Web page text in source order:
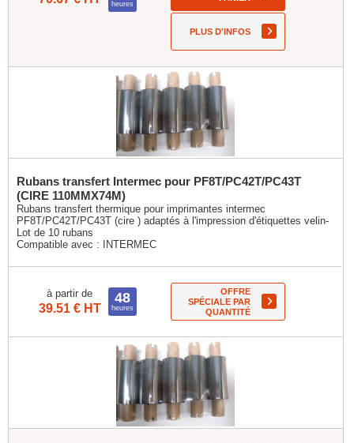
heures
PLUS D'INFOS
Rubans transfert Intermec pour PF8T/PC42T/PC43T
(CIRE 110MMX74M)
Rubans transfert thermique pour imprimantes intermec
PF8T/PC42T/PC43T (cire ) adaptés à l'impression d'étiquettes velin-
Lot de 10 rubans
Compatible avec :
INTERMEC
à partir de
39.51 € HT
48
heures
OFFRE
SPÉCIALE PAR
QUANTITÉ